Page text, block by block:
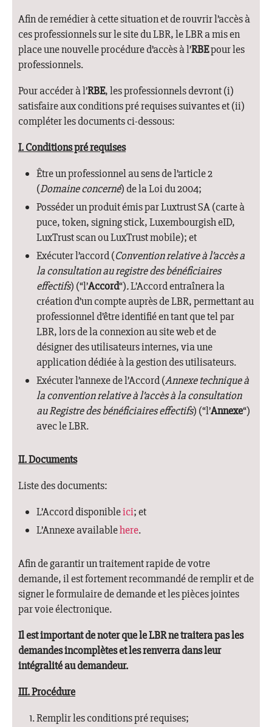
Afin de remédier à cette situation et de rouvrir l’accès à
ces professionnels sur le site du LBR, le LBR a mis en
place une nouvelle procédure d’accès à l’RBEpour les
professionnels.
Pour accéder à l’RBE, les professionnels devront (i)
satisfaire aux conditions pré requises suivantes et (ii)
compléter les documents ci-dessous:
I. Conditions pré requises
Être un professionnel au sens de l’article 2
(Domaine concerné) de la Loi du 2004;
Posséder un produit émis par Luxtrust SA (carte à
puce, token, signing stick, Luxembourgish eID,
LuxTrust scan ou LuxTrust mobile); et
Exécuter l’accord (Convention relative à l’accès a
la consultation au registre des bénéficiaires
effectifs) (“l’Accord“).L’Accord entraînera la
création d’un compte auprès de LBR, permettant au
professionnel d’être identifié en tant que tel par
LBR, lors de la connexion au site web et de
désigner des utilisateurs internes, via une
application dédiée à la gestion des utilisateurs.
Exécuter l’annexe de l’Accord (Annexe technique à
la convention relative à l’accès à la consultation
au Registre des bénéficiaires effectifs) (“l’Annexe“)
avec le LBR.
II. Documents
Liste des documents:
L’Accord disponibleici; et
L’Annexe availablehere.
Afin de garantir un traitement rapide de votre
demande, il est fortement recommandé de remplir et de
signer le formulaire de demande et les pièces jointes
par voie électronique.
Il est important de noter que le LBR ne traitera pas les
demandes incomplètes et les renverra dans leur
intégralité au demandeur.
III. Procédure
Remplir les conditions pré requises;